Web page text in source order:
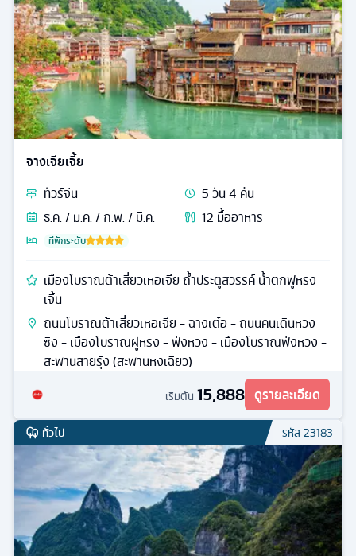
จางเจียเจี้ย
ทัวร์จีน 5วัน4 คืน
ธ.ค. / ม.ค. / ก.พ. / มี.ค.
12 มื้ออาหาร
ที่พักระดับ
เมืองโบราณต้าเสี่ยวเหอเจีย ถ้ำประตูสวรรค์ น้ำตกฟูหรง
เจิ้น
ถนนโบราณต้าเสี่ยวเหอเจีย - ฉางเต๋อ - ถนนคนเดินหวง
ซิง - เมืองโบราณฝูหรง - ฟ่งหวง - เมืองโบราณฟ่งหวง -
สะพานสายรุ้ง (สะพานหงเฉียว)
เริ่มต้น 15,888 ดูรายละเอียด
ทั่วไป รหัส23183